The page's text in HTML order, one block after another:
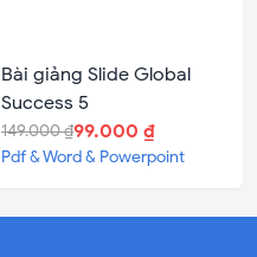
Bài giảng Slide Global
Success 5
149.000 ₫99.000 ₫
Pdf &Word & Powerpoint